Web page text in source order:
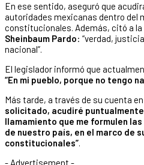
En ese sentido, aseguró que
autoridades mexicanas dentro del
constitucionales. Además, citó a
Sheinbaum Pardo: “verdad,
nacional”.
El legislador informó que
“En mi pueblo, porque no tengo
Más tarde, a través de su cuenta
solicitado, acudiré
llamamiento que me formulen
de nuestro país, en el marco de
constitucionales”.
- Advertisement -